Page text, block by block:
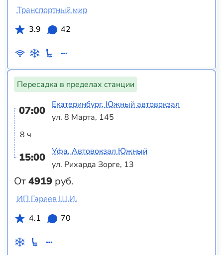
Транспортный мир
3.9
42
Пересадка в пределах станции
07:00
8 ч
15:00
От4919 руб.
Екатеринбург, Южный автовокзал
ул. 8 Марта, 145
Уфа, Автовокзал Южный
ул. Рихарда Зорге, 13
ИП Гареев Ш.И.
4.1
70